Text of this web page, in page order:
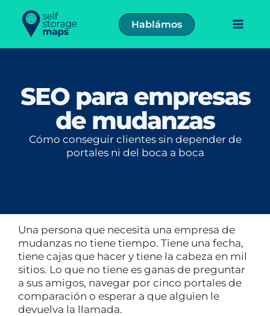
contenido
Hablámos
SEO para empresas
de mudanzas
Cómo conseguir clientes sin depender de
portales ni del boca a boca
Una persona que necesita una empresa de
mudanzas no tiene tiempo. Tiene una fecha,
tiene cajas que hacer y tiene la cabeza en mil
sitios. Lo que no tiene es ganas de preguntar
a sus amigos, navegar por cinco portales de
comparación o esperar a que alguien le
devuelva la llamada.